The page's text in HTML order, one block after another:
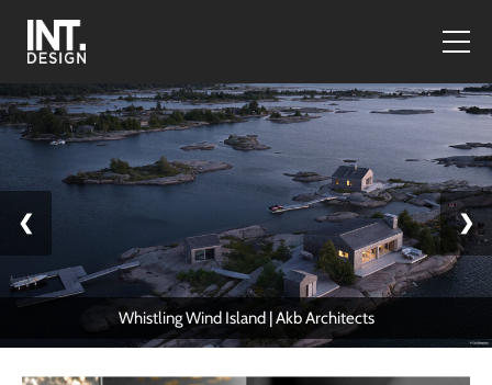
Whistling Wind Island | Akb Architects
❮ ❯